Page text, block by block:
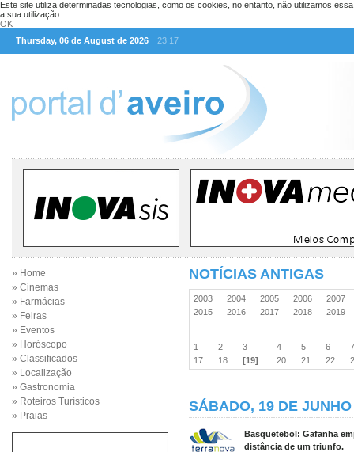
Este site utiliza determinadas tecnologias, como os cookies, no entanto, não utilizamos
a sua utilização.
OK
Thursday, 06 de August de 2026
23:17
» Home
» Cinemas
» Farmácias
» Feiras
» Eventos
» Horóscopo
» Classificados
» Localização
» Gastronomia
» Roteiros Turísticos
» Praias
NOTÍCIAS ANTIGAS
2003 2004 2005 2006
2007
2015
2016 2017 2018 2019
1 2 3 4 5 6
17
18 [19] 20 21 22
SÁBADO, 19 DE
Basquetebol: Gafanha
distância de um triunfo.